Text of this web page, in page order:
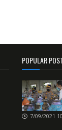
POPULAR
7/09/2021